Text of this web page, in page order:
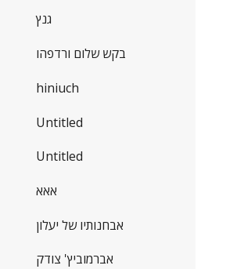
גנץ
בקש שלום ורדפהו
hiniuch
Untitled
Untitled
אאא
אבחנותיו של יעלון
אברמוביץ' צודק